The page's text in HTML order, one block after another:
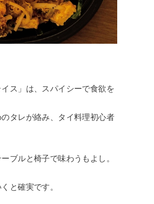
ス」は、スパイシーで食欲を
タレが絡み、タイ料理初心者
ブルと椅子で味わうもよし。
と確実です。